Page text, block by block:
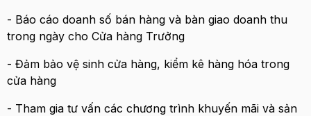
- Báo cáo doanh số bán hàng và bàn giao doanh thu
trong ngày cho Cửa hàng Trưởng
- Đảm bảo vệ sinh cửa hàng, kiểm kê hàng hóa trong
cửa hàng
- Tham gia tư vấn các chương trình khuyến mãi và sản